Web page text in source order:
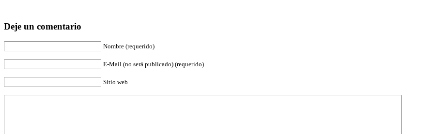
Deje un comentario
Nombre (requerido)
E-Mail (no será publicado) (requerido)
Sitio web